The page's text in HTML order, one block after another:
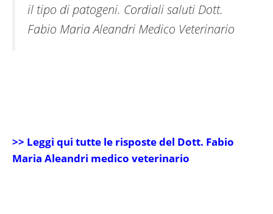
il tipo di patogeni. Cordiali saluti Dott.
Fabio Maria Aleandri Medico Veterinario
>> Leggi qui tutte le risposte del Dott. Fabio
Maria Aleandri medico veterinario